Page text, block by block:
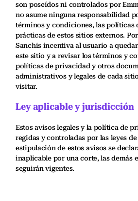
son poseídos ni controlados por
no asume ninguna responsabilidad
términos y condiciones, las políticas
prácticas de estos sitios externos.
Sanchis incentiva al usuario a
este sitio y a revisar los términos y
políticas de privacidad y otros
administrativos y legales de cada
visitar.
Ley aplicable y jurisdicción
Estos avisos legales y la política de
regidas y controladas por las leyes
estipulación de estos avisos se
inaplicable por una corte, las demás
seguirán vigentes.